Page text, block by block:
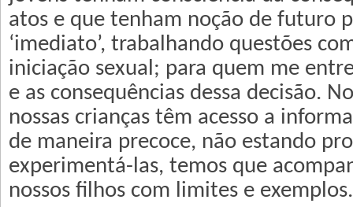
atos e que tenham noção de futuro
‘imediato’, trabalhando questões
iniciação sexual; para quem me
e as consequências dessa decisão.
nossas crianças têm acesso a
de maneira precoce, não estando
experimentá-las, temos que
nossos filhos com limites e exemplos.